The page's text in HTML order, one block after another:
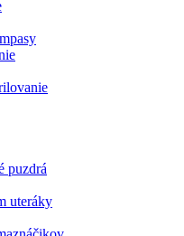
puzdrá
uteráky